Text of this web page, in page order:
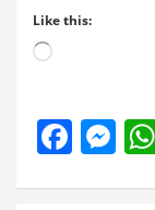
Like this:
Loading…
F
M